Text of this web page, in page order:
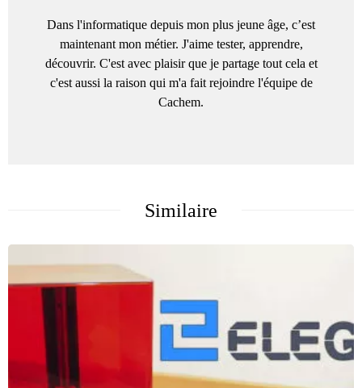
Dans l'informatique depuis mon plus jeune âge, c’est
maintenant mon métier. J'aime tester, apprendre,
découvrir. C'est avec plaisir que je partage tout cela et
c'est aussi la raison qui m'a fait rejoindre l'équipe de
Cachem.
Similaire